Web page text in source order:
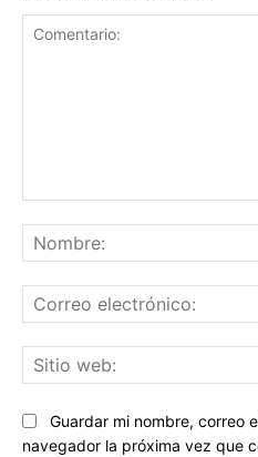
Guardar mi nombre, correo
navegador la próxima vez que